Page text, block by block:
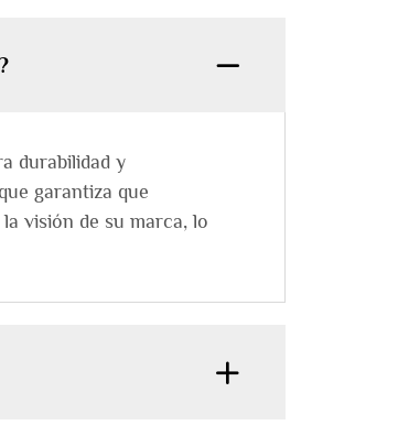
durabilidad y
garantiza que
visión de su marca, lo